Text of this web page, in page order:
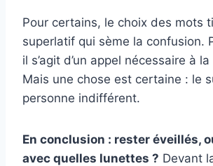
Pour certains, le choix des mots
superlatif qui sème la confusion.
il s’agit d’un appel nécessaire à
Mais une chose est certaine : le
personne indifférent.
En conclusion : rester éveillés,
avec quelles lunettes ? Devant